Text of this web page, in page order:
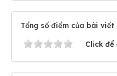
Tổng số điểm của bài
Click